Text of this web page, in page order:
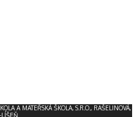
A MATEŘSKÁ ŠKOLA, S.R.O., RAŠELINOVÁ,